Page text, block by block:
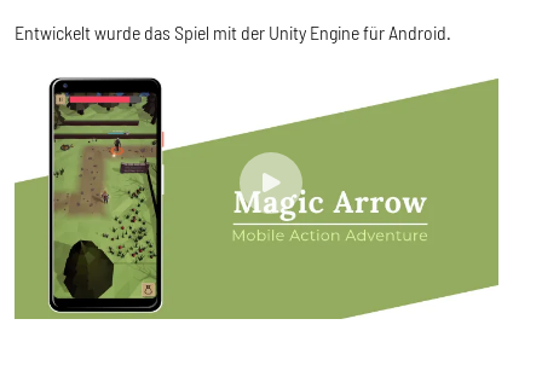
Entwickelt wurde das Spiel mit der Unity Engine für Android.